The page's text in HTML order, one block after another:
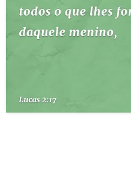
ESBOÇOS DE PREGAÇÃO
PERGUNTE À BÍBLIA